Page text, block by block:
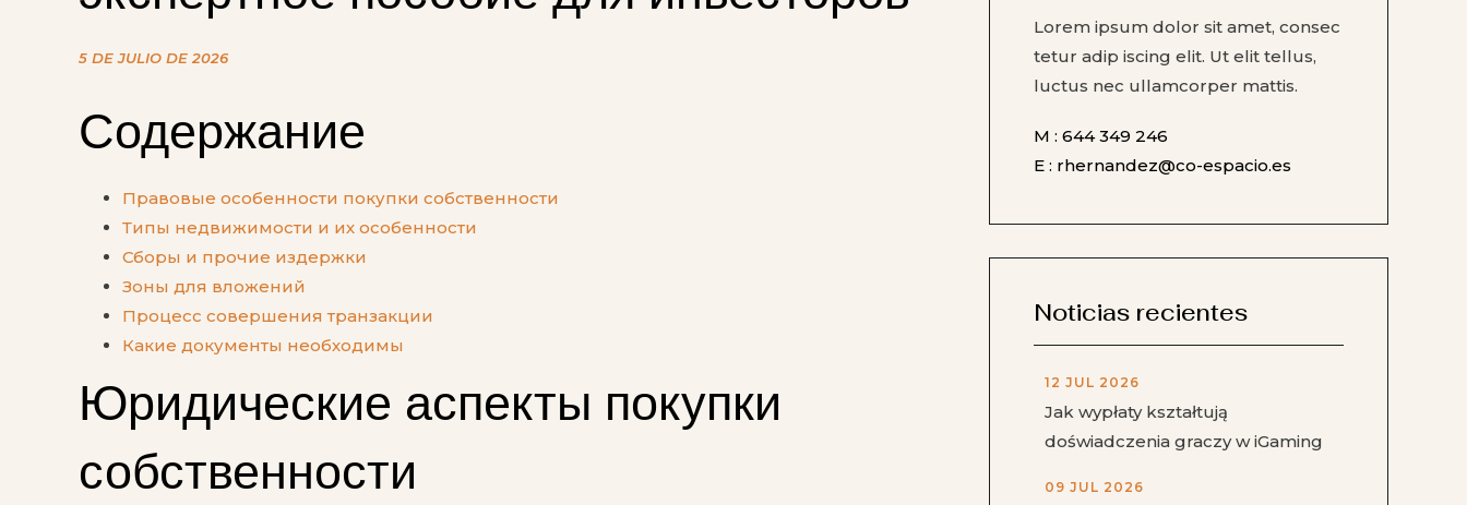
5 DE JULIO DE 2026
Содержание
Правовые особенности покупки собственности
Типы недвижимости и их особенности
Сборы и прочие издержки
Зоны для вложений
Процесс совершения транзакции
Какие документы необходимы
Юридические аспекты покупки
собственности
Lorem ipsum dolor sit amet, consec
tetur adip iscing elit. Ut elit tellus,
luctus nec ullamcorper mattis.
M : 644 349 246
E : rhernandez@co-espacio.es
Noticias recientes
12 JUL 2026
Jak wypłaty kształtują
doświadczenia graczy w iGaming
09 JUL 2026